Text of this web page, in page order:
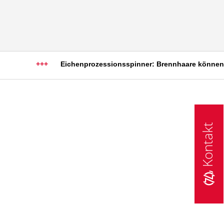
+++ Eichenprozessionsspinner: Brennhaare können
Kontakt